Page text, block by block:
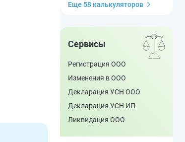
Еще 58 калькуляторов
Сервисы
Регистрация ООО
Изменения в ООО
Декларация УСН ООО
Декларация УСН ИП
Ликвидация ООО